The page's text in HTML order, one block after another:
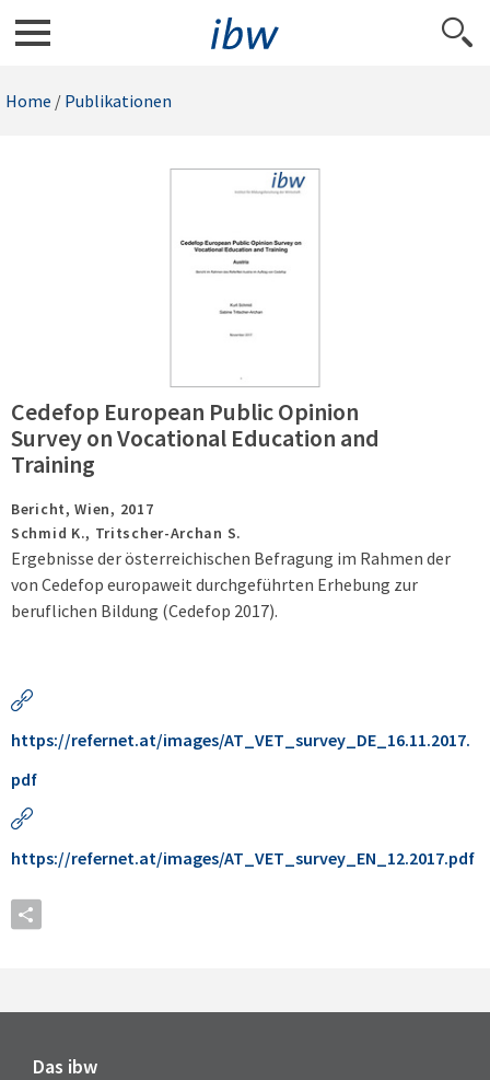
Home / Publikationen
Cedefop European Public Opinion
Survey on Vocational Education and
Training
Bericht,Wien, 2017
Schmid K., Tritscher-Archan S.
Ergebnisse der österreichischen Befragung im Rahmen der
von Cedefop europaweit durchgeführten Erhebung zur
beruflichen Bildung (Cedefop 2017).
https://refernet.at/images/AT_VET_survey_DE_16.11.2017.
pdf
https://refernet.at/images/AT_VET_survey_EN_12.2017.pdf
Das ibw